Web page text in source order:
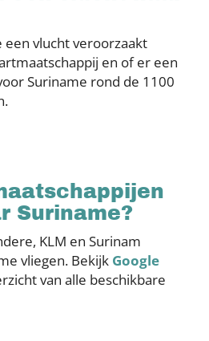
een vlucht veroorzaakt
en of er een
Suriname rond de 1100
Suriname?
KLM en Surinam
vliegen. Bekijk Google
van alle beschikbare